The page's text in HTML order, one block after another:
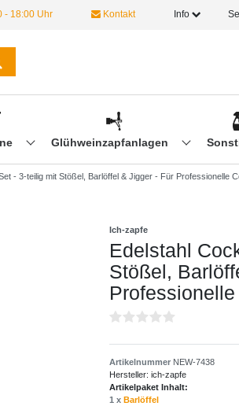
- 18:00 Uhr Kontakt Info
Glühweinzapfanlagen
- 3-teilig mit Stößel, Barlöffel & Jigger - Für Professionelle
Ich-zapfe
Edelstahl
Stößel,
Artikelnummer NEW-7438
Hersteller: ich-zapfe
Artikelpaket Inhalt:
1 x Barlöffel